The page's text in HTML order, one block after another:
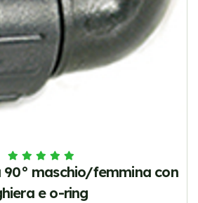
maschio/femmina con
e o-ring